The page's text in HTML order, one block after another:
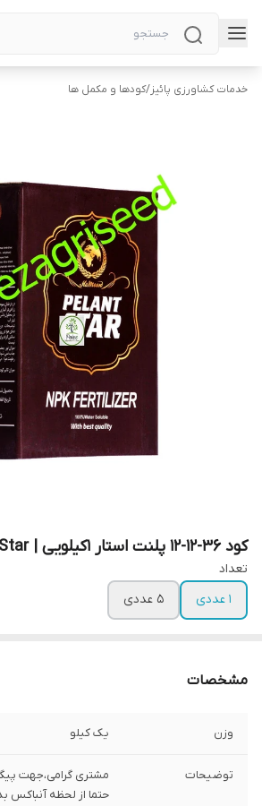
خدمات کشاورزی پائیز/کودها و مکمل ها
کود 36-12-12 پلنت استار 1کیلویی | Pelant Star
تعداد
1 عددی
5 عددی
مشخصات
وزن یک کیلو
توضیحات
مشتری گرامی،جهت
حتما از لحظه آنباکس